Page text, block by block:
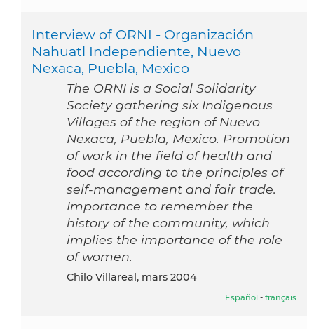
Interview of ORNI - Organización
Nahuatl Independiente, Nuevo
Nexaca, Puebla, Mexico
The ORNI is a Social Solidarity
Society gathering six Indigenous
Villages of the region of Nuevo
Nexaca, Puebla, Mexico. Promotion
of work in the field of health and
food according to the principles of
self-management and fair trade.
Importance to remember the
history of the community, which
implies the importance of the role
of women.
Chilo Villareal, mars 2004
Español - français